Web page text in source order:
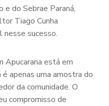
e do Sebrae Paraná,
Tiago Cunha
nesse sucesso.
Apucarana está em
apenas uma amostra do
da comunidade. O
compromisso de